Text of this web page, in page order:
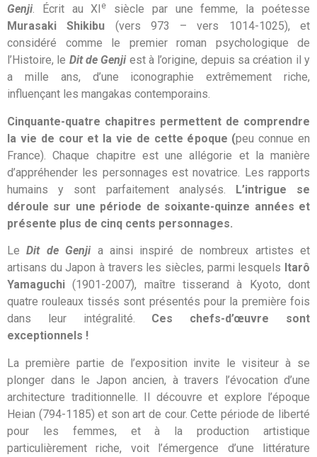
Genji. Écrit au XI e
siècle par une femme, la poétesse
Murasaki Shikibu (vers 973 – vers 1014-1025), et
considéré comme le premier roman psychologique de
l’Histoire, le Dit de Genji est à l’origine, depuis sa création il y
a mille ans, d’une iconographie extrêmement riche,
influençant les mangakas contemporains.
Cinquante-quatre chapitres permettent de comprendre
la vie de cour et la vie de cette époque (peu connue en
France). Chaque chapitre est une allégorie et la manière
d’appréhender les personnages est novatrice. Les rapports
humains y sont parfaitement analysés. L’intrigue se
déroule sur une période de soixante-quinze années et
présente plus de cinq cents personnages.
LeDit de Genji a ainsi inspiré de nombreux artistes et
artisans du Japon à travers les siècles, parmi lesquels Itarô
Yamaguchi (1901-2007), maître tisserand à Kyoto, dont
quatre rouleaux tissés sont présentés pour la première fois
dans leur intégralité. Ces chefs-d’œuvre sont
exceptionnels !
La première partie de l’exposition invite le visiteur à se
plonger dans le Japon ancien, à travers l’évocation d’une
architecture traditionnelle. Il découvre et explore l’époque
Heian (794-1185) et son art de cour. Cette période de liberté
pour les femmes, et à la production artistique
particulièrement riche, voit l’émergence d’une littérature